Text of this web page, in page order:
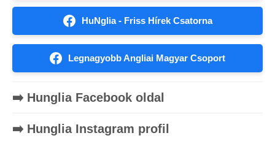
HuNglia - Friss Hírek Csatorna
Legnagyobb Angliai Magyar Csoport
➡️ Hunglia Facebook oldal
➡️ Hunglia Instagram profil